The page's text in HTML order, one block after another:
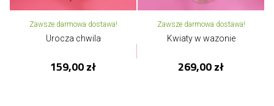
Zawsze darmowa dostawa!
Urocza chwila
159,00 zł
Zawsze darmowa dostawa!
Kwiaty w wazonie
269,00 zł